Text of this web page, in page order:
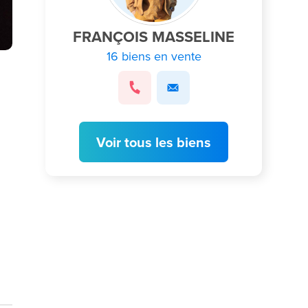
FRANÇOIS MASSELINE
16 biens en vente
Voir tous les biens